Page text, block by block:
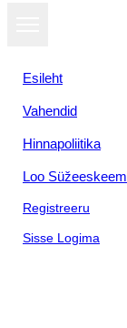
Esileht
Vahendid
Hinnapoliitika
Loo Süžeeskeem
Registreeru
Sisse Logima